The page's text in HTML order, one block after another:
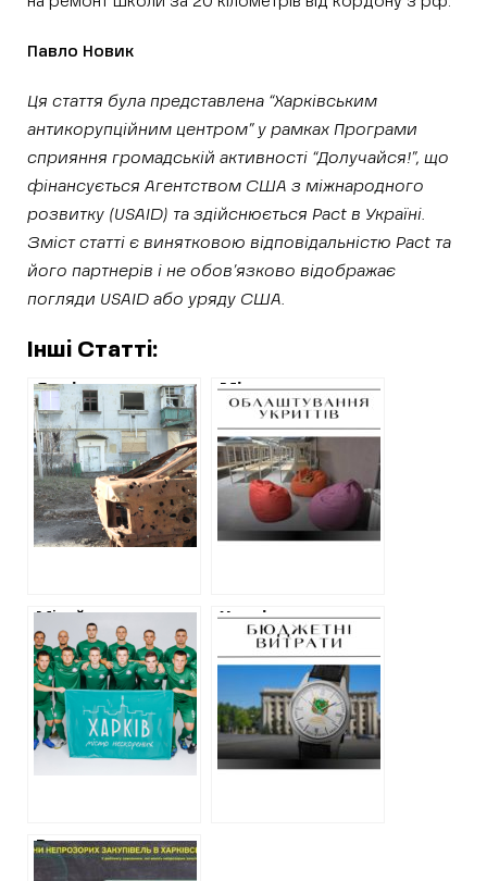
Павло Новик
Ця стаття була представлена “Харківським
антикорупційним центром” у рамках Програми
сприяння громадській активності “Долучайся!”, що
фінансується Агентством США з міжнародного
розвитку (USAID) та здійснюється Pact в Україні.
Зміст статті є винятковою відповідальністю Pact та
його партнерів i не обов’язково відображає
погляди USAID або уряду США.
Інші Статті:
Як відновлюють
деокуповану
Харківщину
Мільярд на
укриття: скільки
коштів потрібно
на безпечне
офлайн-навчання
у Харківській
області
Мільйони на
муніципальний
клуб “Харків”: як
витрачають гроші
під час війни
Харківська
обласна рада
витратить 155
000 гривень на
подарункові
годинники
Рекордсмени
непрозорих